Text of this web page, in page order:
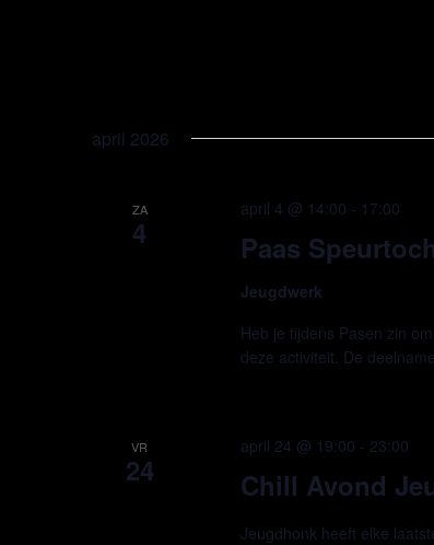
april 2026
ZA
4 Paas
april 4 @ 14:00 - 17:00
Jeugdwerk
Heb je tijdens Pasen zin
deze activiteit. De
VR
24 Chill Avond
april 24 @ 19:00 - 23:00
Jeugdhonk heeft elke